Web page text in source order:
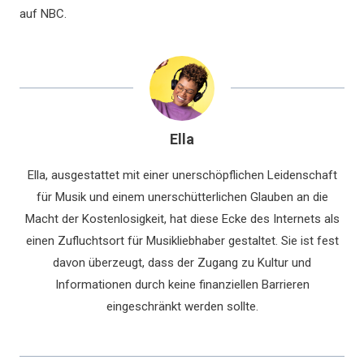
auf NBC.
Ella
Ella, ausgestattet mit einer unerschöpflichen Leidenschaft
für Musik und einem unerschütterlichen Glauben an die
Macht der Kostenlosigkeit, hat diese Ecke des Internets als
einen Zufluchtsort für Musikliebhaber gestaltet. Sie ist fest
davon überzeugt, dass der Zugang zu Kultur und
Informationen durch keine finanziellen Barrieren
eingeschränkt werden sollte.